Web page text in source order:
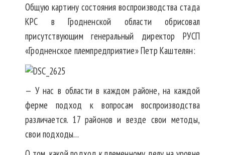
Общую картину состояния воспроизводства стада
КРС в Гродненской области обрисовал
присутствующим генеральный директор РУСП
«Гродненское племпредприятие» Петр Каштелян:
— У нас в области в каждом районе, на каждой
ферме подход к вопросам воспроизводства
различается. 17 районов и везде свои методы,
свои подходы…